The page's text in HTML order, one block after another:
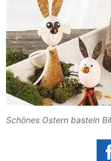
Schönes Ostern basteln